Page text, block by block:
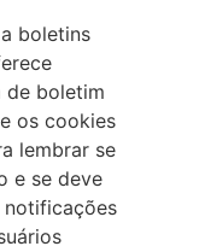
boletins
de boletim
os cookies
lembrar se
e se deve
notificações